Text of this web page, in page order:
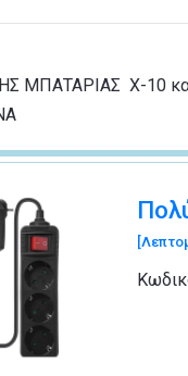
ΜΠΑΤΑΡΙΑΣ X-10